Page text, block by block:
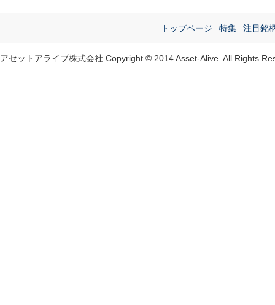
トップページ 特集 注目銘
アセットアライブ株式会社 Copyright © 2014 Asset-Alive. All Rights